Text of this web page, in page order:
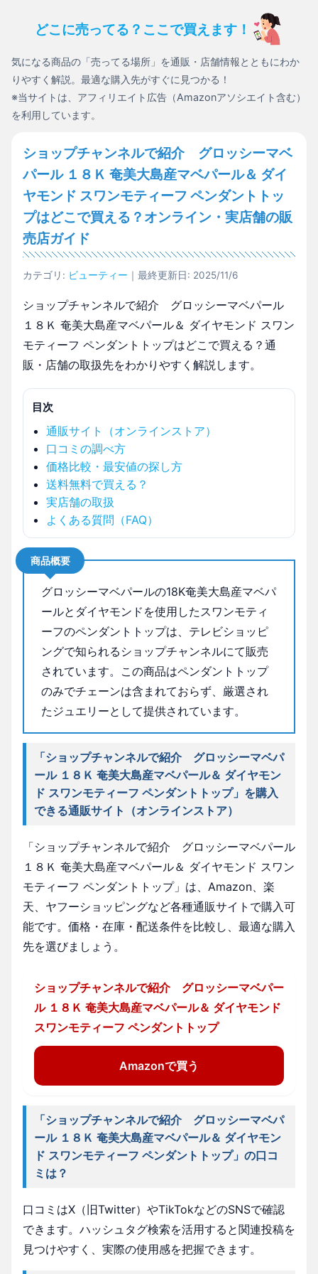
どこに売ってる？ここで買えます！
気になる商品の「売ってる場所」を通販・店舗情報とともにわか
りやすく解説。最適な購入先がすぐに見つかる！
※当サイトは、アフィリエイト広告（Amazonアソシエイト含む）
を利用しています。
ショップチャンネルで紹介 グロッシーマベ
パール １８Ｋ 奄美大島産マベパール＆ ダイ
ヤモンド スワンモティーフ ペンダントトッ
プはどこで買える？オンライン・実店舗の販
売店ガイド
カテゴリ: ビューティー ｜最終更新日: 2025/11/6
ショップチャンネルで紹介 グロッシーマベパール
１８Ｋ 奄美大島産マベパール＆ ダイヤモンド スワン
モティーフ ペンダントトップはどこで買える？通
販・店舗の取扱先をわかりやすく解説します。
目次
通販サイト（オンラインストア）
口コミの調べ方
価格比較・最安値の探し方
送料無料で買える？
実店舗の取扱
よくある質問（FAQ）
商品概要
グロッシーマベパールの18K奄美大島産マベパ
ールとダイヤモンドを使用したスワンモティ
ーフのペンダントトップは、テレビショッピ
ングで知られるショップチャンネルにて販売
されています。この商品はペンダントトップ
のみでチェーンは含まれておらず、厳選され
たジュエリーとして提供されています。
「ショップチャンネルで紹介 グロッシーマベパ
ール １８Ｋ 奄美大島産マベパール＆ ダイヤモン
ド スワンモティーフ ペンダントトップ」を購入
できる通販サイト（オンラインストア）
「ショップチャンネルで紹介 グロッシーマベパール
１８Ｋ 奄美大島産マベパール＆ ダイヤモンド スワン
モティーフ ペンダントトップ」は、Amazon、楽
天、ヤフーショッピングなど各種通販サイトで購入可
能です。価格・在庫・配送条件を比較し、最適な購入
先を選びましょう。
ショップチャンネルで紹介 グロッシーマベパー
ル １８Ｋ 奄美大島産マベパール＆ ダイヤモンド
スワンモティーフ ペンダントトップ
Amazonで買う
「ショップチャンネルで紹介 グロッシーマベパ
ール １８Ｋ 奄美大島産マベパール＆ ダイヤモン
ド スワンモティーフ ペンダントトップ」の口コ
ミは？
口コミはX（旧Twitter）やTikTokなどのSNSで確認
できます。ハッシュタグ検索を活用すると関連投稿を
見つけやすく、実際の使用感を把握できます。